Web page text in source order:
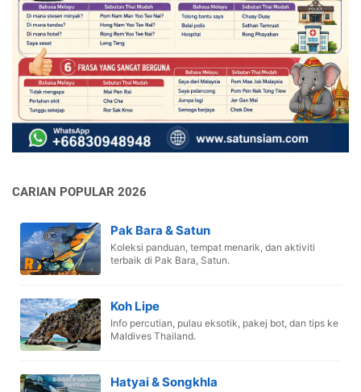
CARIAN POPULAR 2026
Pak Bara & Satun
Koleksi panduan, tempat menarik, dan aktiviti
terbaik di Pak Bara, Satun.
Koh Lipe
Info percutian, pulau eksotik, pakej bot, dan tips ke
Maldives Thailand.
Hatyai & Songkhla